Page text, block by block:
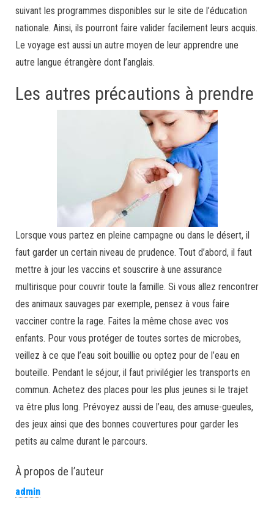
suivant les programmes disponibles sur le site de l’éducation
nationale. Ainsi, ils pourront faire valider facilement leurs acquis.
Le voyage est aussi un autre moyen de leur apprendre une
autre langue étrangère dont l’anglais.
Les autres précautions à prendre
Lorsque vous partez en pleine campagne ou dans le désert, il
faut garder un certain niveau de prudence. Tout d’abord, il faut
mettre à jour les vaccins et souscrire à une assurance
multirisque pour couvrir toute la famille. Si vous allez rencontrer
des animaux sauvages par exemple, pensez à vous faire
vacciner contre la rage. Faites la même chose avec vos
enfants. Pour vous protéger de toutes sortes de microbes,
veillez à ce que l’eau soit bouillie ou optez pour de l’eau en
bouteille. Pendant le séjour, il faut privilégier les transports en
commun. Achetez des places pour les plus jeunes si le trajet
va être plus long. Prévoyez aussi de l’eau, des amuse-gueules,
des jeux ainsi que des bonnes couvertures pour garder les
petits au calme durant le parcours.
À propos de l’auteur
admin